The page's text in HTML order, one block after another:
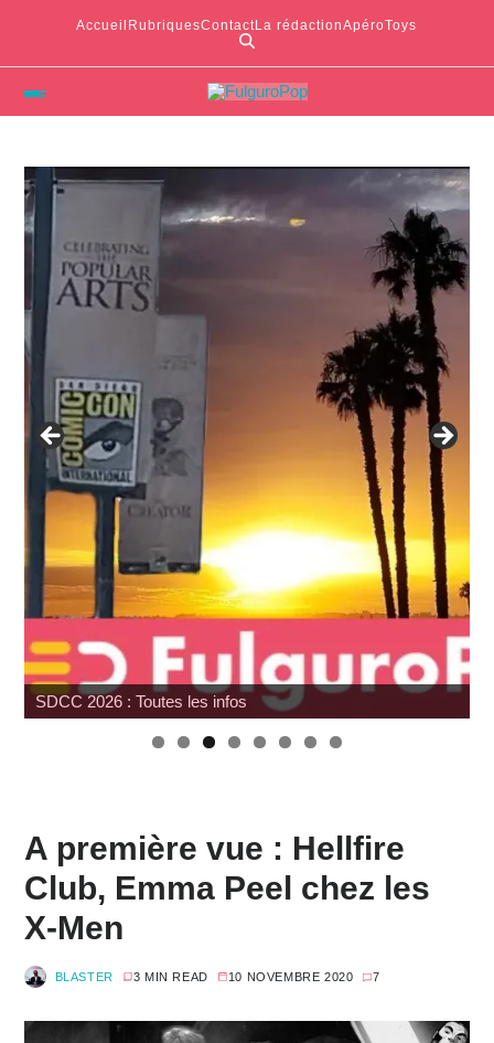
Accueil RubriquesContactLa rédactionApéroToys
Hommage à Sam Neill
A première vue : Hellfire
Club, Emma Peel chez les
X-Men
BLASTER 3 MIN READ 10 NOVEMBRE 2020 7